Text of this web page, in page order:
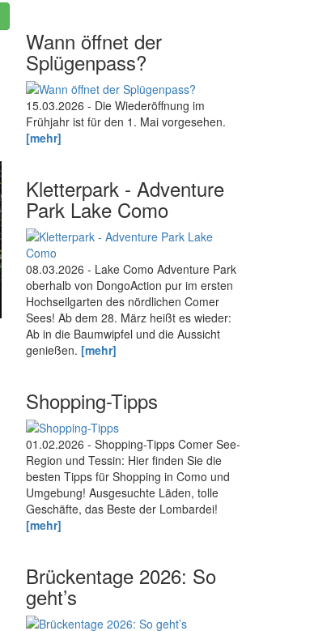
Wann öffnet der
Splügenpass?
15.03.2026 - Die Wiederöffnung im
Frühjahr ist für den 1. Mai vorgesehen.
[mehr]
Kletterpark - Adventure
Park Lake Como
08.03.2026 - Lake Como Adventure Park
oberhalb von DongoAction pur im ersten
Hochseilgarten des nördlichen Comer
Sees! Ab dem 28. März heißt es wieder:
Ab in die Baumwipfel und die Aussicht
genießen. [mehr]
Shopping-Tipps
01.02.2026 - Shopping-Tipps Comer See-
Region und Tessin: Hier finden Sie die
besten Tipps für Shopping in Como und
Umgebung! Ausgesuchte Läden, tolle
Geschäfte, das Beste der Lombardei!
[mehr]
Brückentage 2026: So
geht’s